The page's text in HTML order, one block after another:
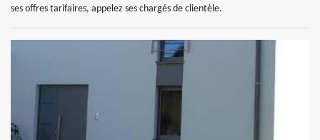
ses offres tarifaires, appelez ses chargés de clientèle.